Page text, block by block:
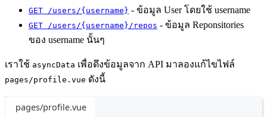
GET /users/{username} - ข้อมูล User โดยใช้ username
GET /users/{username}/repos - ข้อมูล Reponsitories
ของ username นั้นๆ
เราใช้ asyncData เพื่อดึงข้อมูลจาก API มาลองแก้ไขไฟล์
pages/profile.vue ดังนี้
pages/profile.vue